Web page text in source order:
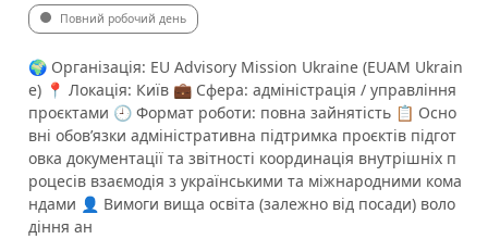
Повний робочий день
🌍 Організація: EU Advisory Mission Ukraine (EUAM Ukrain
e) 📍 Локація: Київ 💼 Сфера: адміністрація / управління
проєктами 🕘 Формат роботи: повна зайнятість 📋 Осно
вні обов’язки адміністративна підтримка проєктів підгот
овка документації та звітності координація внутрішніх п
роцесів взаємодія з українськими та міжнародними кома
ндами 👤 Вимоги вища освіта (залежно від посади) воло
діння ан